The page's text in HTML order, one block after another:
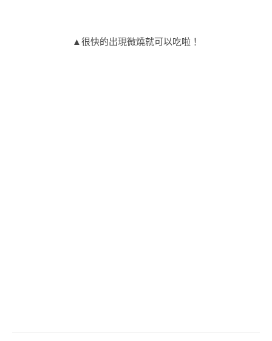
▲很快的出現微燒就可以吃啦！